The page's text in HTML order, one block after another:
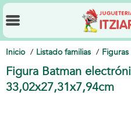
Inicio Listado familias
Figura Batman
33,02x27,31x7,94cm